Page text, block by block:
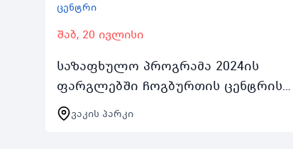
ცენტრი
შაბ, 20 ივლისი
საზაფხულო პროგრამა 2024ის
ფარგლებში ჩოგბურთის ცენტრის
ვაკის პარკის კორტებით ასობით
ახალგაზრდა ისარგებლებს
ვაკის პარკი